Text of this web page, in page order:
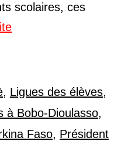
scolaires, ces
, Ligues des élèves,
à Bobo-Dioulasso,
Faso, Président